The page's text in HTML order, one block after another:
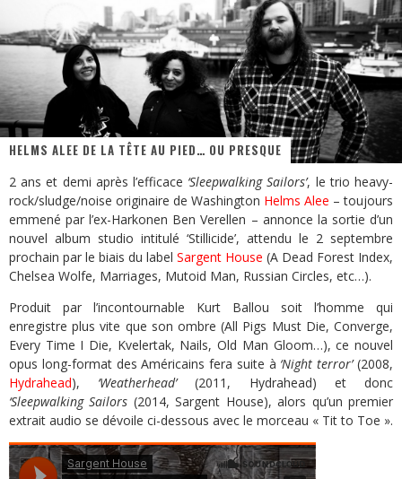
Hardcore, Actually. Meet Cút Lộn
Introducing Newcomer : Gudewife
HELMS ALEE DE LA TÊTE AU PIED… OU PRESQUE
2 ans et demi après l’efficace ‘Sleepwalking Sailors’, le trio heavy-
rock/sludge/noise originaire de Washington Helms Alee – toujours
emmené par l’ex-Harkonen Ben Verellen – annonce la sortie d’un
nouvel album studio intitulé ‘Stillicide’, attendu le 2 septembre
prochain par le biais du label Sargent House (A Dead Forest Index,
Chelsea Wolfe, Marriages, Mutoid Man, Russian Circles, etc…).
Produit par l’incontournable Kurt Ballou soit l’homme qui
enregistre plus vite que son ombre (All Pigs Must Die, Converge,
Every Time I Die, Kvelertak, Nails, Old Man Gloom…), ce nouvel
opus long-format des Américains fera suite à ‘Night terror’(2008,
Hydrahead), ‘Weatherhead’(2011, Hydrahead) et donc
‘Sleepwalking Sailors (2014, Sargent House), alors qu’un premier
extrait audio se dévoile ci-dessous avec le morceau « Tit to Toe ».